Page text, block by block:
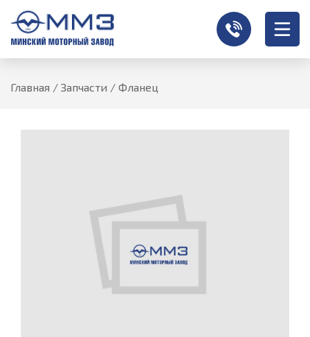
Главная / Запчасти / Фланец